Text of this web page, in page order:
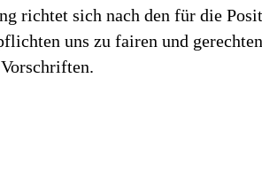
richtet sich nach den für die
uns zu fairen und